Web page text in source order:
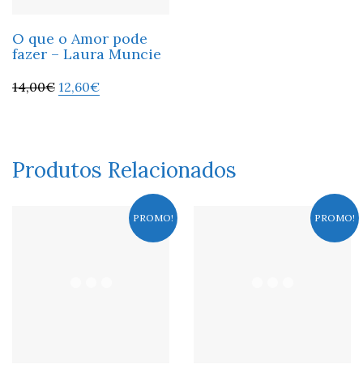
O que o Amor pode
fazer – Laura Muncie
14,00€ 12,60€
Produtos Relacionados
PROMO! PROMO!